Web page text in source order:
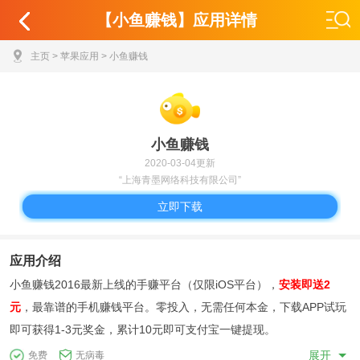
【小鱼赚钱】应用详情
主页 > 苹果应用 > 小鱼赚钱
小鱼赚钱
2020-03-04更新
“上海青墨网络科技有限公司”
立即下载
应用介绍
小鱼赚钱2016最新上线的手赚平台（仅限iOS平台）， 安装即送2
元 ，最靠谱的手机赚钱平台。零投入，无需任何本金，下载APP试玩
即可获得1-3元奖金，累计10元即可支付宝一键提现。
免费 无病毒 展开